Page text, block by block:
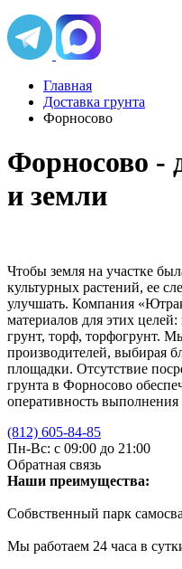
Главная
Доставка грунта
Форносово
Форносово -
и земли
Чтобы земля на участке
культурных растений, ее
улучшать. Компания
материалов для этих
грунт, торф, торфогрунт.
производителей, выбирая
площадки. Отсутствие
грунта в Форносово
оперативность выполнения
(812) 605-84-85
Пн-Вс: с 09:00 до 21:00
Обратная связь
Наши преимущества:
Собвственный парк
Мы работаем 24 часа в